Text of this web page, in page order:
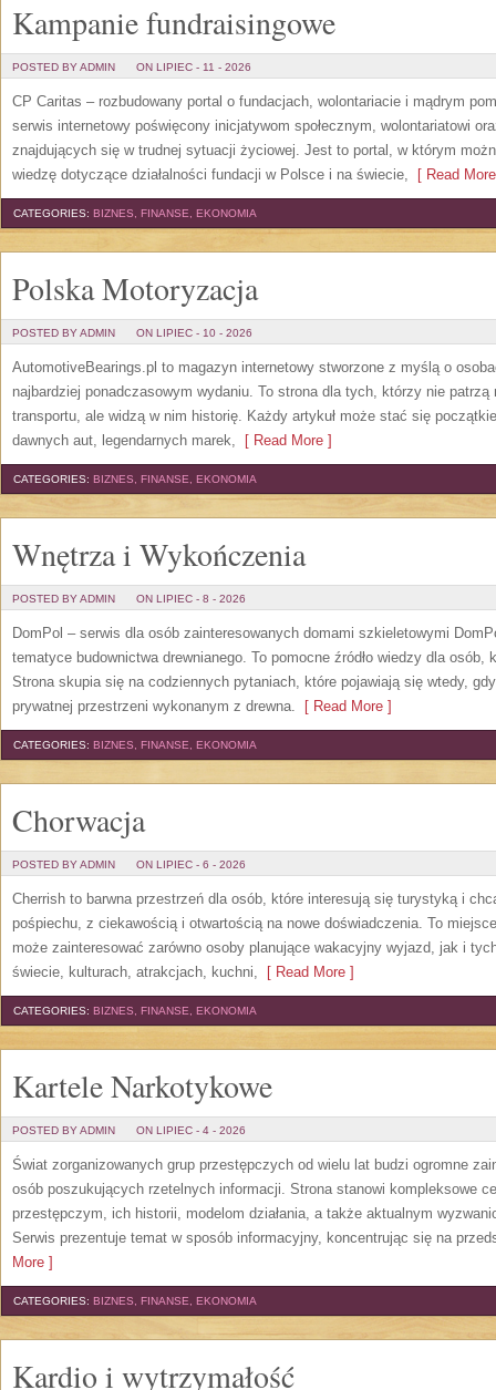
Kampanie fundraisingowe
POSTED BY ADMIN ON LIPIEC - 11 - 2026
CP Caritas – rozbudowany portal o fundacjach, wolontariacie i mądrym
serwis internetowy poświęcony inicjatywom społecznym, wolontariatowi
znajdujących się w trudnej sytuacji życiowej. Jest to portal, w którym
wiedzę dotyczące działalności fundacji w Polsce i na świecie, [ Read
CATEGORIES: BIZNES, FINANSE, EKONOMIA
Polska Motoryzacja
POSTED BY ADMIN ON LIPIEC - 10 - 2026
AutomotiveBearings.pl to magazyn internetowy stworzone z myślą o
najbardziej ponadczasowym wydaniu. To strona dla tych, którzy nie patrzą
transportu, ale widzą w nim historię. Każdy artykuł może stać się
dawnych aut, legendarnych marek, [ Read More ]
CATEGORIES: BIZNES, FINANSE, EKONOMIA
Wnętrza i Wykończenia
POSTED BY ADMIN ON LIPIEC - 8 - 2026
DomPol – serwis dla osób zainteresowanych domami szkieletowymi
tematyce budownictwa drewnianego. To pomocne źródło wiedzy dla
Strona skupia się na codziennych pytaniach, które pojawiają się wtedy,
prywatnej przestrzeni wykonanym z drewna. [ Read More ]
CATEGORIES: BIZNES, FINANSE, EKONOMIA
Chorwacja
POSTED BY ADMIN ON LIPIEC - 6 - 2026
Cherrish to barwna przestrzeń dla osób, które interesują się turystyką i
pośpiechu, z ciekawością i otwartością na nowe doświadczenia. To
może zainteresować zarówno osoby planujące wakacyjny wyjazd, jak i
świecie, kulturach, atrakcjach, kuchni, [ Read More ]
CATEGORIES: BIZNES, FINANSE, EKONOMIA
Kartele Narkotykowe
POSTED BY ADMIN ON LIPIEC - 4 - 2026
Świat zorganizowanych grup przestępczych od wielu lat budzi ogromne
osób poszukujących rzetelnych informacji. Strona stanowi kompleksowe
przestępczym, ich historii, modelom działania, a także aktualnym
Serwis prezentuje temat w sposób informacyjny, koncentrując się na
More ]
CATEGORIES: BIZNES, FINANSE, EKONOMIA
Kardio i wytrzymałość